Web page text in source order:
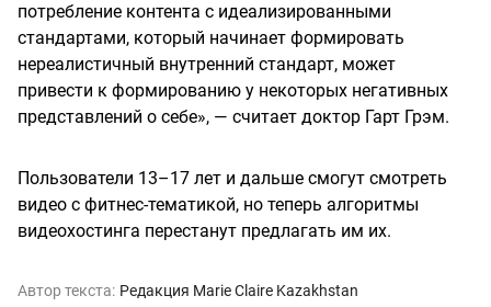
потребление контента с идеализированными
стандартами, который начинает формировать
нереалистичный внутренний стандарт, может
привести к формированию у некоторых негативных
представлений о себе», — считает доктор Гарт Грэм.
Пользователи 13–17 лет и дальше смогут смотреть
видео с фитнес-тематикой, но теперь алгоритмы
видеохостинга перестанут предлагать им их.
Автор текста: Редакция Marie Claire Kazakhstan